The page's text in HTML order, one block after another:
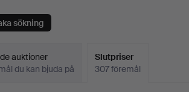
sökning
auktioner
du kan bjuda på
Slutpriser
307 föremål